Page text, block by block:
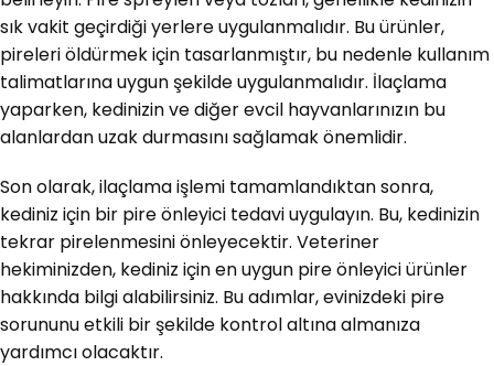
sık vakit geçirdiği yerlere uygulanmalıdır. Bu ürünler,
pireleri öldürmek için tasarlanmıştır, bu nedenle kullanım
talimatlarına uygun şekilde uygulanmalıdır. İlaçlama
yaparken, kedinizin ve diğer evcil hayvanlarınızın bu
alanlardan uzak durmasını sağlamak önemlidir.
Son olarak, ilaçlama işlemi tamamlandıktan sonra,
kediniz için bir pire önleyici tedavi uygulayın. Bu, kedinizin
tekrar pirelenmesini önleyecektir. Veteriner
hekiminizden, kediniz için en uygun pire önleyici ürünler
hakkında bilgi alabilirsiniz. Bu adımlar, evinizdeki pire
sorununu etkili bir şekilde kontrol altına almanıza
yardımcı olacaktır.